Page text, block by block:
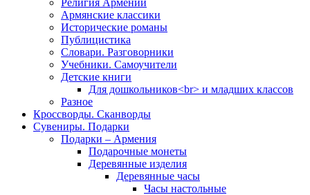
Религия Армении
Армянские классики
Исторические романы
Публицистика
Словари. Разговорники
Учебники. Самоучители
Детские книги
Для дошкольников<br> и младших классов
Разное
Кроссворды. Сканворды
Сувениры. Подарки
Подарки – Армения
Подарочные монеты
Деревянные изделия
Деревянные часы
Часы настольные